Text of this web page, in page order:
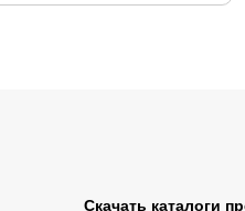
Скачать каталоги